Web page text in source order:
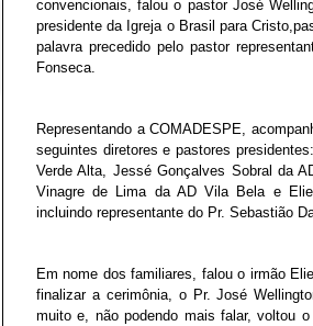
convencionais, falou o pastor José
presidente da Igreja o Brasil para
palavra precedido pelo pastor
Fonseca.
Representando a COMADESPE,
seguintes diretores e pastores
Verde Alta, Jessé Gonçalves Sobral da
Vinagre de Lima da AD Vila Bela e
incluindo representante do Pr. Sebastião
Em nome dos familiares, falou o irmão
finalizar a cerimônia, o Pr. José
muito e, não podendo mais falar, voltou